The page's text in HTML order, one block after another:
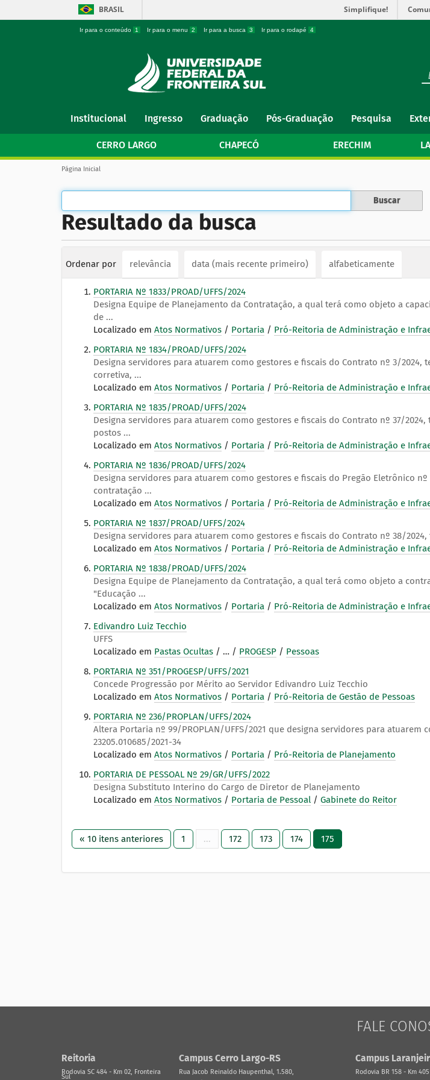
BRASIL Simplifique!
Ir para o conteúdo 1 Ir para o menu 2 Ir para a busca 3 Ir para o rodapé 4
v
g
Institucional Ingresso Graduação Pós-Graduação Pesquisa
CERRO LARGO CHAPECÓ ERECHIM
V
ê
s
á
a
:
Página Inicial
Resultado da busca
Ordenar por relevância data (mais recente primeiro) alfabeticamente
PORTARIA Nº 1833/PROAD/UFFS/2024
Designa Equipe de Planejamento da Contratação, a qual terá como objeto a
de ...
Localizado em Atos Normativos / Portaria / Pró-Reitoria de Administração e
PORTARIA Nº 1834/PROAD/UFFS/2024
Designa servidores para atuarem como gestores e fiscais do Contrato nº 3/
corretiva, ...
Localizado em Atos Normativos / Portaria / Pró-Reitoria de Administração e
PORTARIA Nº 1835/PROAD/UFFS/2024
Designa servidores para atuarem como gestores e fiscais do Contrato nº 37/
postos ...
Localizado em Atos Normativos / Portaria / Pró-Reitoria de Administração e
PORTARIA Nº 1836/PROAD/UFFS/2024
Designa servidores para atuarem como gestores e fiscais do Pregão Eletrônico
contratação ...
Localizado em Atos Normativos / Portaria / Pró-Reitoria de Administração e
PORTARIA Nº 1837/PROAD/UFFS/2024
Designa servidores para atuarem como gestores e fiscais do Contrato nº 38/
Localizado em Atos Normativos / Portaria / Pró-Reitoria de Administração e
PORTARIA Nº 1838/PROAD/UFFS/2024
Designa Equipe de Planejamento da Contratação, a qual terá como objeto a
"Educação ...
Localizado em Atos Normativos / Portaria / Pró-Reitoria de Administração e
Edivandro Luiz Tecchio
UFFS
Localizado em Pastas Ocultas / … / PROGESP / Pessoas
PORTARIA Nº 351/PROGESP/UFFS/2021
Concede Progressão por Mérito ao Servidor Edivandro Luiz Tecchio
Localizado em Atos Normativos / Portaria / Pró-Reitoria de Gestão de Pessoas
PORTARIA Nº 236/PROPLAN/UFFS/2024
Altera Portaria nº 99/PROPLAN/UFFS/2021 que designa servidores para
23205.010685/2021-34
Localizado em Atos Normativos / Portaria / Pró-Reitoria de Planejamento
PORTARIA DE PESSOAL Nº 29/GR/UFFS/2022
Designa Substituto Interino do Cargo de Diretor de Planejamento
Localizado em Atos Normativos / Portaria de Pessoal / Gabinete do Reitor
« 10 itens anteriores 1 ... 172 173 174 175
FALE
Reitoria
Rodovia SC 484 - Km 02, Fronteira
Sul
Campus Cerro Largo-RS
Rua Jacob Reinaldo Haupenthal, 1.580,
Campus
Rodovia BR 158 - Km 405